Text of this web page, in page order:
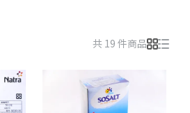
共 19 件商品